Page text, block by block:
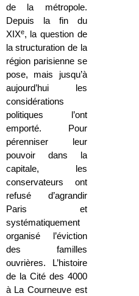
de la métropole.
Depuis la fin du
XIXe, la question de
la structuration de la
région parisienne se
pose, mais jusqu’à
aujourd’hui les
considérations
politiques l’ont
emporté. Pour
pérenniser leur
pouvoir dans la
capitale, les
conservateurs ont
refusé d’agrandir
Paris et
systématiquement
organisé l’éviction
des familles
ouvrières. L’histoire
de la Cité des 4000
à La Courneuve est